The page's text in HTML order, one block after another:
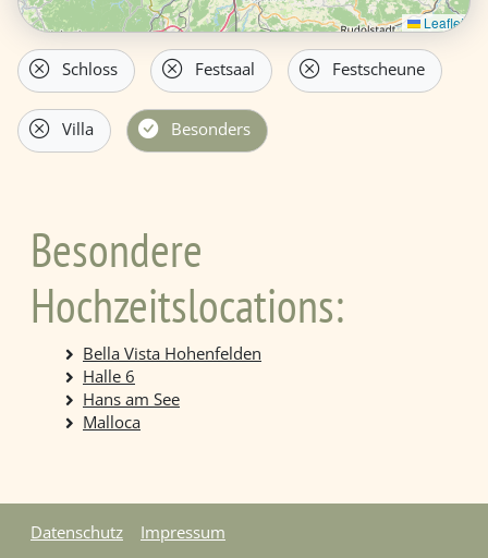
Leaflet
Schloss Festsaal Festscheune
Villa Besonders
Besondere
Hochzeitslocations:
Bella Vista Hohenfelden
Halle 6
Hans am See
Malloca
Datenschutz Impressum